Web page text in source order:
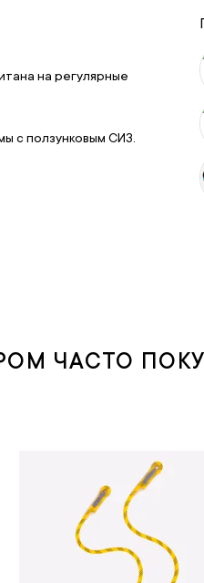
на регулярные
с ползунковым СИЗ.
ЧАСТО